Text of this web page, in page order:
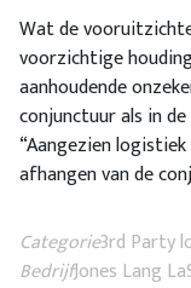
Wat de
voorzichtige
aanhoudende
conjunctuur als in
“Aangezien
afhangen van de
Categorie3rd Party
BedrijfJones Lang